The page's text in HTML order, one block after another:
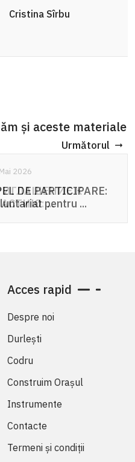
Cristina Sîrbu
și aceste materiale
Următorul
2026
DE PARTICIPARE:
pentru ...
Acces rapid
Despre noi
Durlești
Codru
Construim Orașul
Instrumente
Contacte
Termeni și condiții